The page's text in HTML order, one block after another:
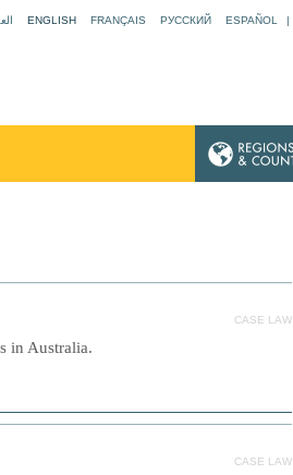
ENGLISH FRANÇAIS РУССКИЙ ESPAÑOL |
CASE LAW
in Australia.
CASE LAW